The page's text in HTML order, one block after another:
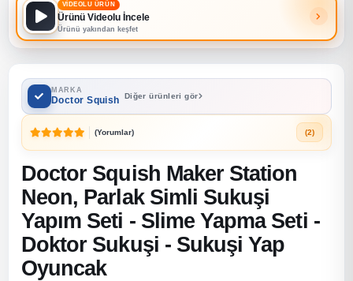
VİDEOLU ÜRÜN
Ürünü Videolu İncele
Ürünü yakından keşfet
MARKA
Doctor Squish Diğer ürünleri gör
(Yorumlar) (2)
Doctor Squish Maker Station
Neon, Parlak Simli Sukuşi
Yapım Seti - Slime Yapma Seti -
Doktor Sukuşi - Sukuşi Yap
Oyuncak